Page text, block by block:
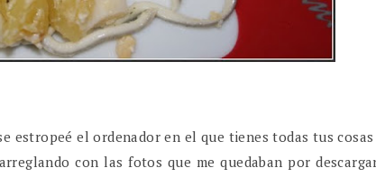
estropeé el ordenador en el que tienes todas tus cosas
con las fotos que me quedaban por